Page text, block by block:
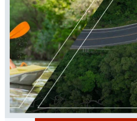
КНИЖНАЯ ПОЛКА
ПРЕСС-ЦЕНТР
РАДИО КП РЕКЛАМА